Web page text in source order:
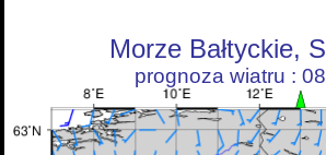
Morze Bałtyckie,
prognoza wiatru :